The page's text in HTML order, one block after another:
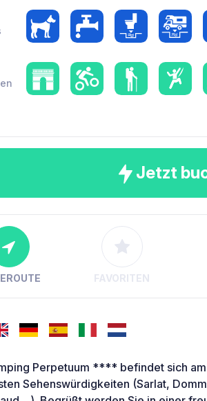
Jetzt
FAVORITEN
Perpetuum **** befindet sich
Sehenswürdigkeiten (Sarlat,